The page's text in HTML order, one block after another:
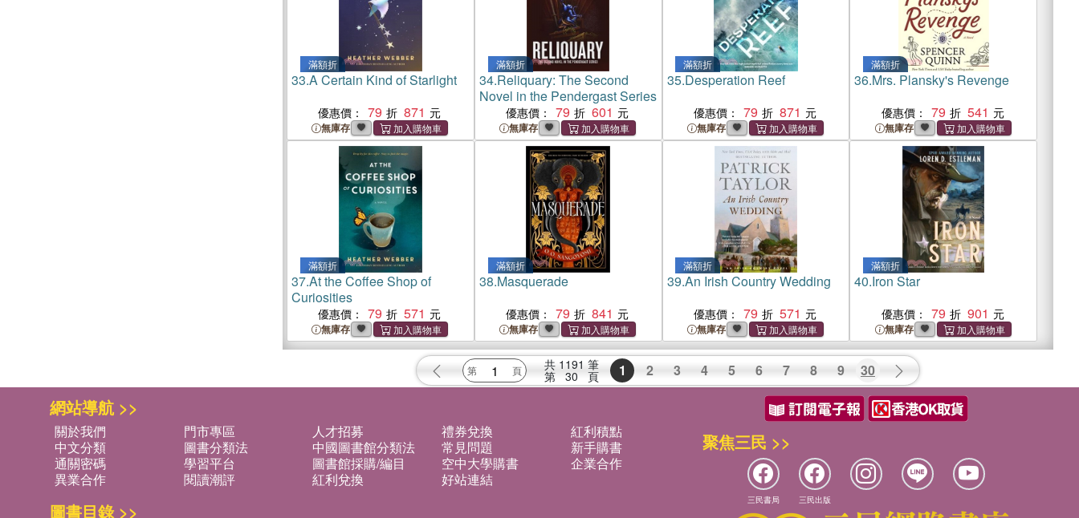
滿額折
33.A Certain Kind of Starlight
優惠價： 79 871
無庫存
滿額折
34.Reliquary: The Second
Novel in the Pendergast Series
優惠價： 79 601
無庫存
滿額折
35.Desperation Reef
優惠價： 79 871
無庫存
滿額折
36.Mrs. Plansky's Revenge
優惠價： 79 541
無庫存
滿額折
37.At the Coffee Shop of
Curiosities
優惠價： 79 571
無庫存
滿額折
38.Masquerade
優惠價： 79 841
無庫存
滿額折
39.An Irish Country Wedding
優惠價： 79 571
無庫存
滿額折
40.Iron Star
優惠價： 79 901
無庫存
共 1191 筆
第 30 頁 1 2 3 4 5 6 7 8 9 30
網站導航 >>
關於我們 門市專區 人才招募 禮券兌換
紅利積點
中文分類
圖書分類法 中國圖書館分類法 常見問題
新手購書
通關密碼
學習平台 圖書館採購/編目 空中大學購書
企業合作
異業合作
閱讀潮評 紅利兌換 好站連結
圖書目錄 >>
聚焦三民 >>
三民書局 三民出版